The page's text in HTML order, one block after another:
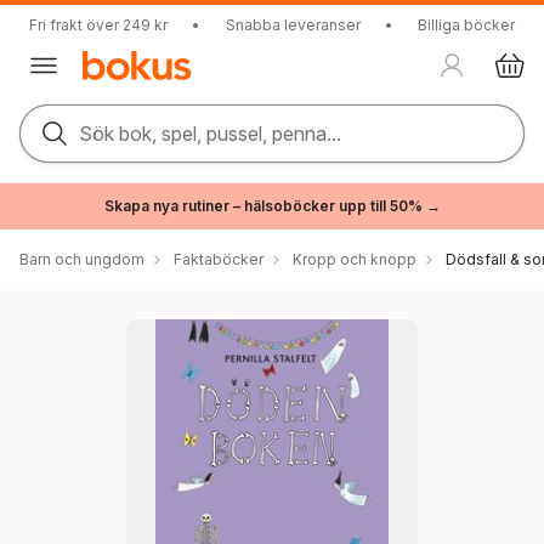
Fri frakt över 249 kr • Snabba leveranser • Billiga böcker
Sök bok, spel, pussel, penna...
Skapa nya rutiner – hälsoböcker upp till 50% →
Barn och ungdom Faktaböcker Kropp och knopp Dödsfall &